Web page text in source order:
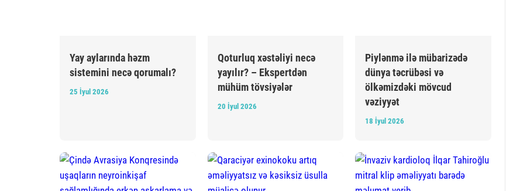
Yay aylarında həzm
sistemini necə qorumalı?
25 İyul 2026
Qoturluq xəstəliyi necə
yayılır? – Ekspertdən
mühüm tövsiyələr
20 İyul 2026
Piylənmə ilə mübarizədə
dünya təcrübəsi və
ölkəmizdəki mövcud
vəziyyət
18 İyul 2026